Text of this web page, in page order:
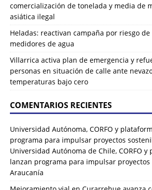
comercialización de tonelada y media de
asiática ilegal
Heladas: reactivan campaña por riesgo
medidores de agua
Villarrica activa plan de emergencia y
personas en situación de calle ante
temperaturas bajo cero
COMENTARIOS RECIENTES
Universidad Autónoma, CORFO y
programa para impulsar proyectos
Universidad Autónoma de Chile, CORFO y
lanzan programa para impulsar proyectos
Araucanía